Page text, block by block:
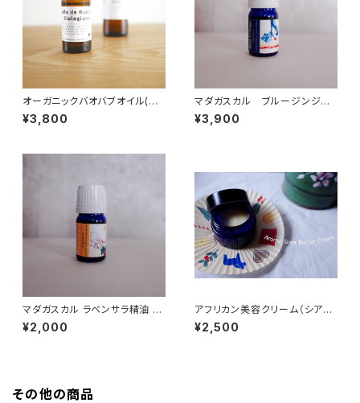
オーガニックバオバブオイル(セ
ネガル産) 100ml
¥3,800
マダガスカル ブルージンジャ
ー精油 10ml オーガニック
¥3,900
マダガスカル ラベンサラ精油 5
ml オーガニック
¥2,000
アフリカン美容クリーム（シアバ
ター + バオバブオイル + マダガ
スカル精油)
¥2,500
その他の商品